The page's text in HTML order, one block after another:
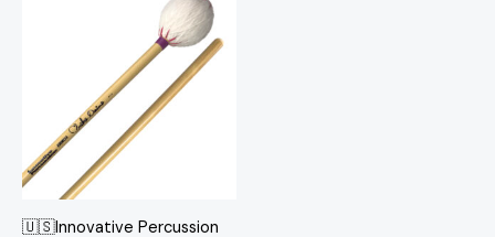
🇺🇸Innovative Percussion